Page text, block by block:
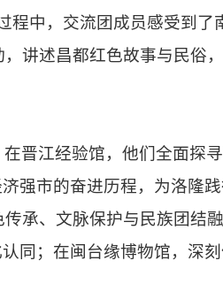
程中，交流团成员感受到了
讲述昌都红色故事与民俗
晋江经验馆，他们全面探
强市的奋进历程，为洛隆践
承、文脉保护与民族团结
同；在闽台缘博物馆，深